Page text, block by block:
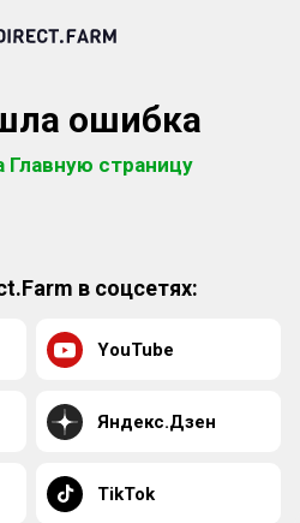
ошибка
Главную страницу
в соцсетях:
YouTube
Яндекс.Дзен
TikTok